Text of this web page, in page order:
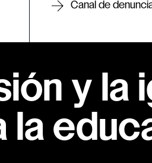
Canal de
y la